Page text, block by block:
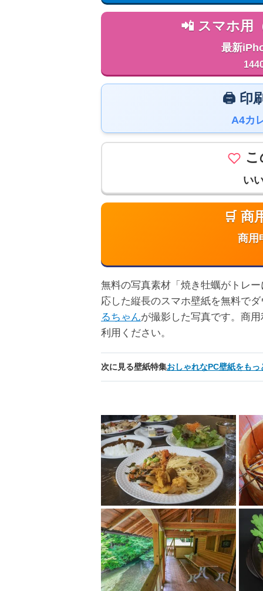
📲 スマホ用
最新
🖨️ 印
A4カ
い
🛒 商
商用
無料の写真素材「焼き牡蠣がトレ
応した縦長のスマホ壁紙を無料で
るちゃんが撮影した写真です。商
利用ください。
次に見る壁紙特集おしゃれなPC壁紙をもっ